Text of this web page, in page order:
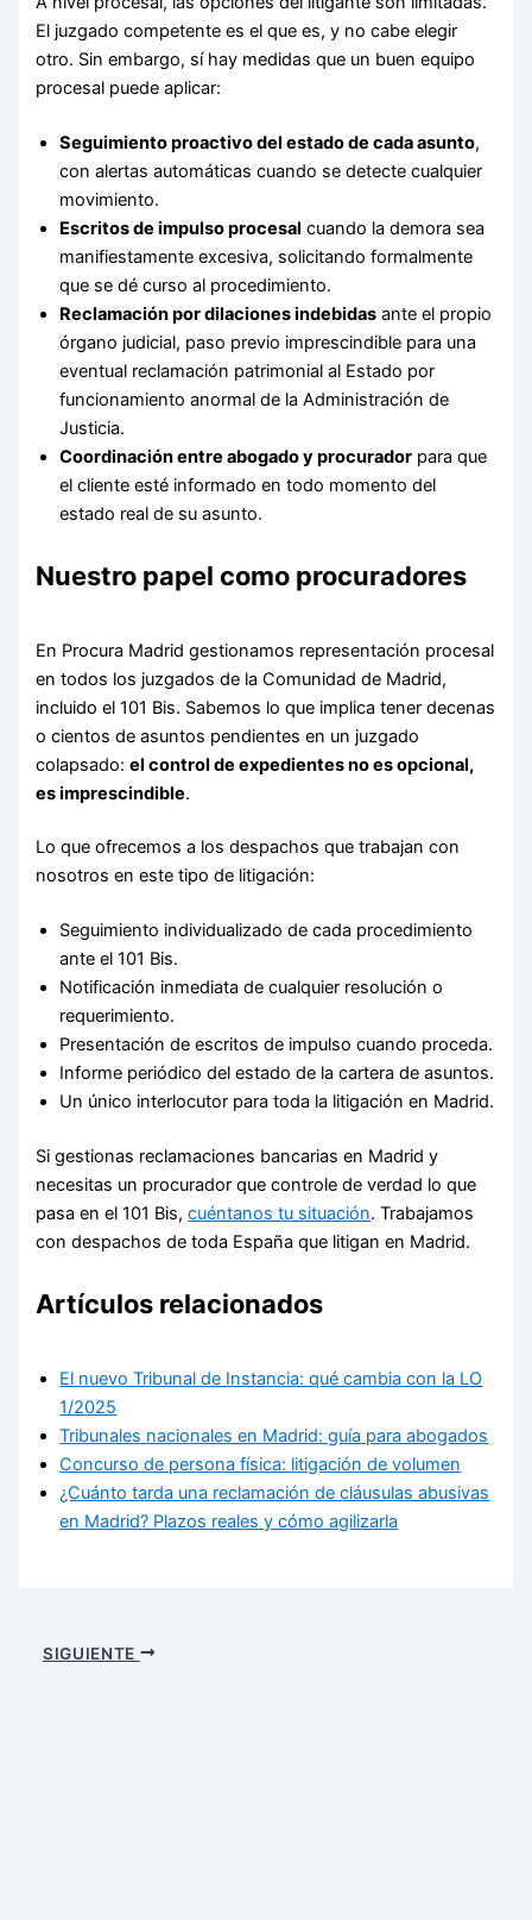
El juzgado competente es el que es, y no cabe elegir
otro. Sin embargo, sí hay medidas que un buen equipo
procesal puede aplicar:
Seguimiento proactivo del estado de cada asunto,
con alertas automáticas cuando se detecte cualquier
movimiento.
Escritos de impulso procesal cuando la demora sea
manifiestamente excesiva, solicitando formalmente
que se dé curso al procedimiento.
Reclamación por dilaciones indebidas ante el propio
órgano judicial, paso previo imprescindible para una
eventual reclamación patrimonial al Estado por
funcionamiento anormal de la Administración de
Justicia.
Coordinación entre abogado y procurador para que
el cliente esté informado en todo momento del
estado real de su asunto.
Nuestro papel como procuradores
En Procura Madrid gestionamos representación procesal
en todos los juzgados de la Comunidad de Madrid,
incluido el 101 Bis. Sabemos lo que implica tener decenas
o cientos de asuntos pendientes en un juzgado
colapsado:el control de expedientes no es opcional,
es imprescindible.
Lo que ofrecemos a los despachos que trabajan con
nosotros en este tipo de litigación:
Seguimiento individualizado de cada procedimiento
ante el 101 Bis.
Notificación inmediata de cualquier resolución o
requerimiento.
Presentación de escritos de impulso cuando proceda.
Informe periódico del estado de la cartera de asuntos.
Un único interlocutor para toda la litigación en Madrid.
Si gestionas reclamaciones bancarias en Madrid y
necesitas un procurador que controle de verdad lo que
pasa en el 101 Bis,cuéntanos tu situación. Trabajamos
con despachos de toda España que litigan en Madrid.
Artículos relacionados
El nuevo Tribunal de Instancia: qué cambia con la LO
1/2025
Tribunales nacionales en Madrid: guía para abogados
Concurso de persona física: litigación de volumen
¿Cuánto tarda una reclamación de cláusulas abusivas
en Madrid? Plazos reales y cómo agilizarla
SIGUIENTE